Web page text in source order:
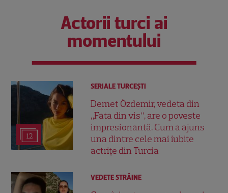
Actorii turci ai
momentului
12
SERIALE TURCEŞTI
Demet Özdemir, vedeta din
„Fata din vis”, are o poveste
impresionantă. Cum a ajuns
una dintre cele mai iubite
actrițe din Turcia
VEDETE STRĂINE